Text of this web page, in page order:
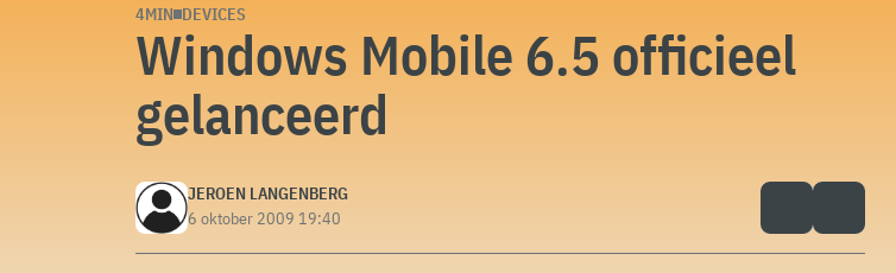
4MIN DEVICES
Windows Mobile 6.5 officieel
gelanceerd
JEROEN LANGENBERG
6 oktober 2009 19:40